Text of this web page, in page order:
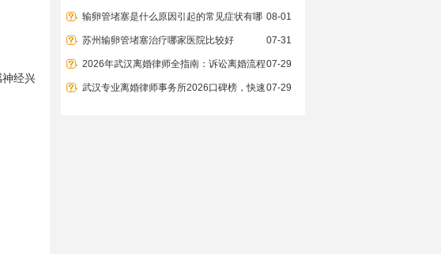
经兴
输卵管堵塞是什么原因引起的常见症状有哪 08-01
苏州输卵管堵塞治疗哪家医院比较好 07-31
2026年武汉离婚律师全指南：诉讼离婚流程07-29
武汉专业离婚律师事务所2026口碑榜，快速07-29